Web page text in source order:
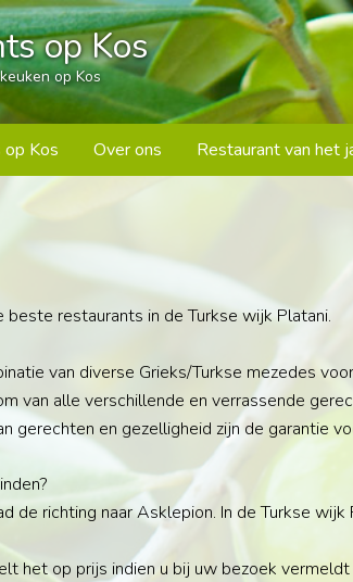
op Kos
op Kos
Kos Over ons Restaurant van het
beste restaurants in de Turkse wijk Platani.
van diverse Grieks/Turkse mezedes
van alle verschillende en verrassende
gerechten en gezelligheid zijn de garantie
de richting naar Asklepion. In de Turkse
het op prijs indien u bij uw bezoek